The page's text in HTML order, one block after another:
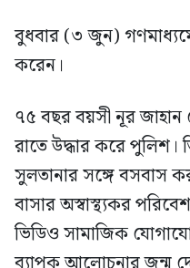
বুধবার (৩ জুন)
করেন।
৭৫ বছর বয়সী নূর
রাতে উদ্ধার করে পুলিশ।
সুলতানার সঙ্গে বসবাস
বাসার অস্বাস্থ্যকর
ভিডিও সামাজিক